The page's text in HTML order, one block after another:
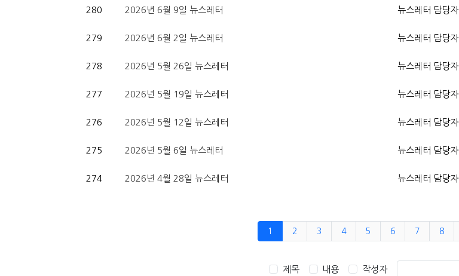
280 2026년 6월 9일 뉴스레터 뉴스레터 담당자
279 2026년 6월 2일 뉴스레터 뉴스레터 담당자
278 2026년 5월 26일 뉴스레터 뉴스레터 담당자
277 2026년 5월 19일 뉴스레터 뉴스레터 담당자
276 2026년 5월 12일 뉴스레터 뉴스레터 담당자
275 2026년 5월 6일 뉴스레터 뉴스레터 담당자
274 2026년 4월 28일 뉴스레터 뉴스레터 담당자
1 2 3 4 5 6 7 8
제목 내용 작성자